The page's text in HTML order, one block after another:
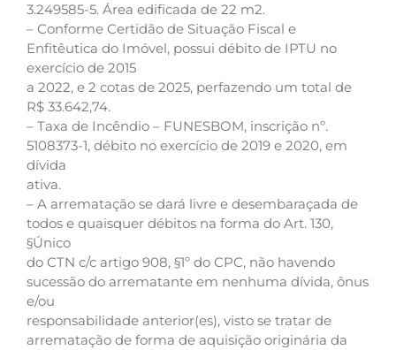
3.249585-5. Área edificada de 22 m2.
– Conforme Certidão de Situação Fiscal e
Enfitêutica do Imóvel, possui débito de IPTU no
exercício de 2015
a 2022, e 2 cotas de 2025, perfazendo um total de
R$ 33.642,74.
– Taxa de Incêndio – FUNESBOM, inscrição nº.
5108373-1, débito no exercício de 2019 e 2020, em
dívida
ativa.
– A arrematação se dará livre e desembaraçada de
todos e quaisquer débitos na forma do Art. 130,
§Único
do CTN c/c artigo 908, §1º do CPC, não havendo
sucessão do arrematante em nenhuma dívida, ônus
e/ou
responsabilidade anterior(es), visto se tratar de
arrematação de forma de aquisição originária da